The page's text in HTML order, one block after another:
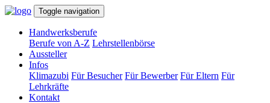
Toggle navigation
Handwerksberufe
Berufe von A-Z Lehrstellenbörse
Aussteller
Infos
Klimazubi Für Besucher Für Bewerber Für Eltern Für
Lehrkräfte
Kontakt